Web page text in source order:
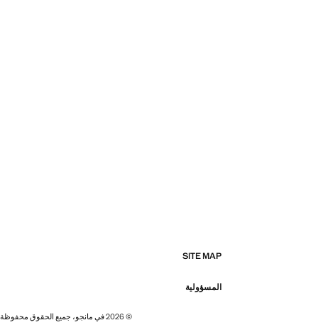
SITE MAP
المسؤولية
© 2026 في مانجو، جميع الحقوق محفوظة